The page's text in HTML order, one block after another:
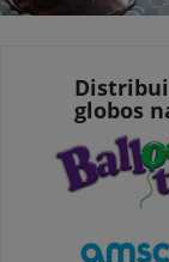
globos